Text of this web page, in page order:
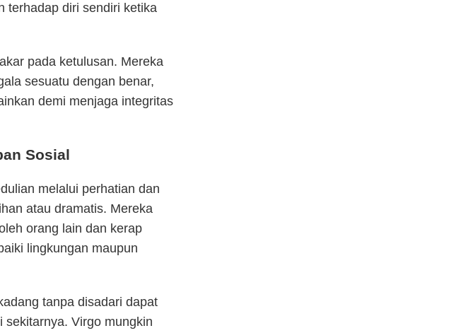
terhadap diri sendiri ketika
pada ketulusan. Mereka
sesuatu dengan benar,
demi menjaga integritas
Sosial
melalui perhatian dan
atau dramatis. Mereka
orang lain dan kerap
lingkungan maupun
tanpa disadari dapat
sekitarnya. Virgo mungkin